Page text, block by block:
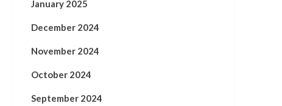
January 2025
December 2024
November 2024
October 2024
September 2024